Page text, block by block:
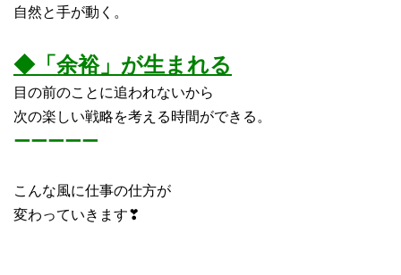
自然と手が動く。
◆「余裕」が生まれる
目の前のことに追われないから
次の楽しい戦略を考える時間ができる。
ーーーーー
こんな風に仕事の仕方が
変わっていきます❣